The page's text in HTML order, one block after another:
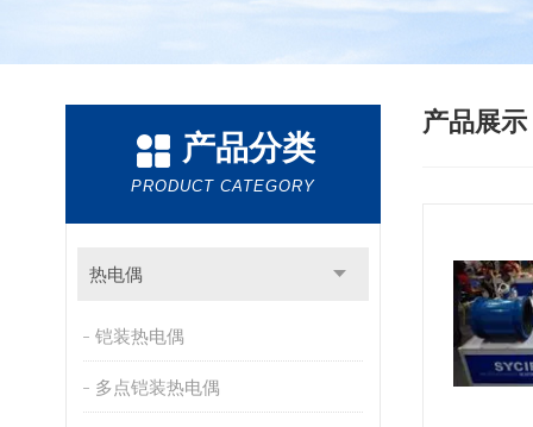
产品分类
PRODUCT CATEGORY
热电偶
铠装热电偶
多点铠装热电偶
产品展示